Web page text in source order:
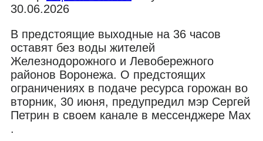
30.06.2026
В предстоящие выходные на 36 часов
оставят без воды жителей
Железнодорожного и Левобережного
районов Воронежа. О предстоящих
ограничениях в подаче ресурса горожан во
вторник, 30 июня, предупредил мэр Сергей
Петрин в своем канале в мессенджере Max
.